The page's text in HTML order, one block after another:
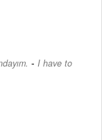
- I have to